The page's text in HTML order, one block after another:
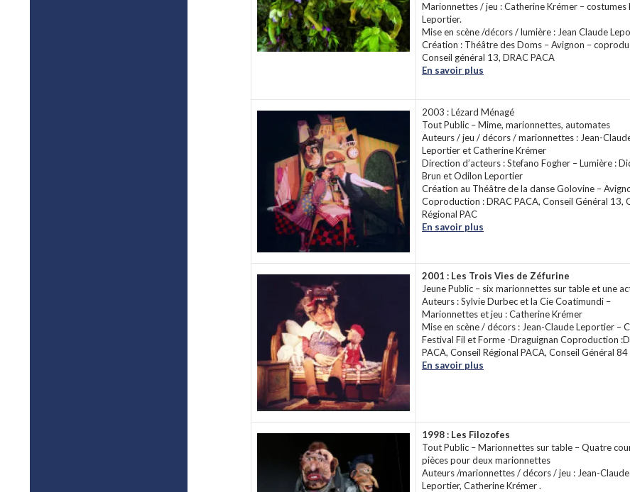
Marionnettes / jeu : Catherine Krémer – costumes
Leportier.
Mise en scène /décors / lumière : Jean Claude
Création : Théâtre des Doms – Avignon –
Conseil général 13, DRAC PACA
En savoir plus
2003 : Lézard Ménagé
Tout Public – Mime, marionnettes, automates
Auteurs / jeu / décors / marionnettes : Jean-
Leportier et Catherine Krémer
Direction d’acteurs : Stefano Fogher – Lumière :
Brun et Odilon Leportier
Création au Théâtre de la danse Golovine –
Coproduction : DRAC PACA, Conseil Général 13,
Régional PAC
En savoir plus
2001 : Les Trois Vies de Zéfurine
Jeune Public – six marionnettes sur table et une
Auteurs : Sylvie Durbec et la Cie Coatimundi –
Marionnettes et jeu : Catherine Krémer
Mise en scène / décors : Jean-Claude Leportier –
Festival Fil et Forme -Draguignan Coproduction
PACA, Conseil Régional PACA, Conseil Général 84
En savoir plus
1998 : Les Filozofes
Tout Public – Marionnettes sur table – Quatre
pièces pour deux marionnettes
Auteurs /marionnettes / décors / jeu : Jean-Claude
Leportier, Catherine Krémer .